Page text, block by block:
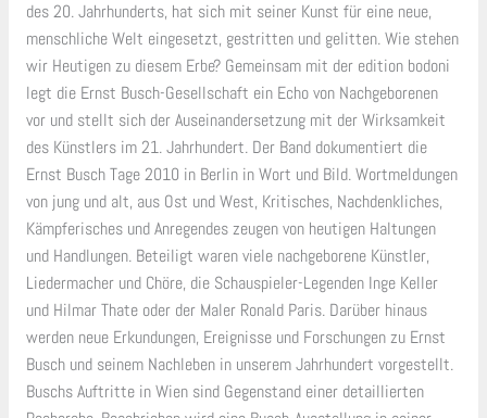
des 20. Jahrhunderts, hat sich mit seiner Kunst für eine neue,
menschliche Welt eingesetzt, gestritten und gelitten. Wie stehen
wir Heutigen zu diesem Erbe? Gemeinsam mit der edition bodoni
legt die Ernst Busch-Gesellschaft ein Echo von Nachgeborenen
vor und stellt sich der Auseinandersetzung mit der Wirksamkeit
des Künstlers im 21. Jahrhundert. Der Band dokumentiert die
Ernst Busch Tage 2010 in Berlin in Wort und Bild. Wortmeldungen
von jung und alt, aus Ost und West, Kritisches, Nachdenkliches,
Kämpferisches und Anregendes zeugen von heutigen Haltungen
und Handlungen. Beteiligt waren viele nachgeborene Künstler,
Liedermacher und Chöre, die Schauspieler-Legenden Inge Keller
und Hilmar Thate oder der Maler Ronald Paris. Darüber hinaus
werden neue Erkundungen, Ereignisse und Forschungen zu Ernst
Busch und seinem Nachleben in unserem Jahrhundert vorgestellt.
Buschs Auftritte in Wien sind Gegenstand einer detaillierten